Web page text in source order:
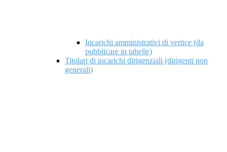
Incarichi amministrativi di vertice (da
pubblicare in tabelle)
Titolari di incarichi dirigenziali (dirigenti non
generali)